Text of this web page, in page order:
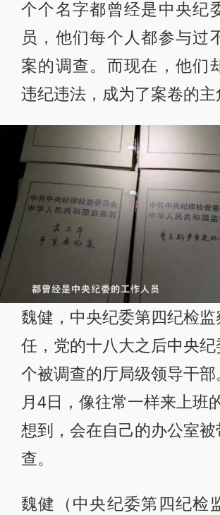
个个名字都曾经是中央纪
员，他们每个人都参与过
案的调查。而现在，他们
违纪违法，成为了案卷的主
魏健，中央纪委第四纪检监
任，党的十八大之后中央纪
个被调查的厅局级领导干
月4日，像往常一样来上班
想到，会在自己的办公室被
查。
魏健（中央纪委第四纪检